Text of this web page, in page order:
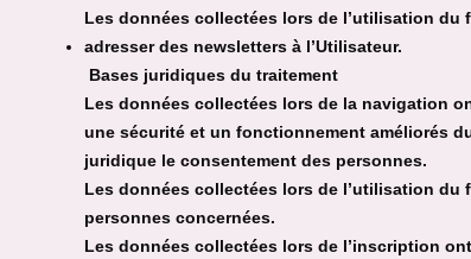
Les données collectées lors de l’utilisation du
adresser des newsletters à l’Utilisateur.
Bases juridiques du traitement
Les données collectées lors de la navigation
une sécurité et un fonctionnement améliorés
juridique le consentement des personnes.
Les données collectées lors de l’utilisation du
personnes concernées.
Les données collectées lors de l’inscription